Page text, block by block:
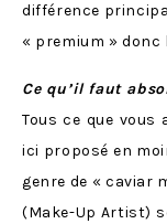
différence
« premium »
Ce qu’il faut
Tous ce que vous
ici proposé en
genre de « caviar
(Make-Up Artist)